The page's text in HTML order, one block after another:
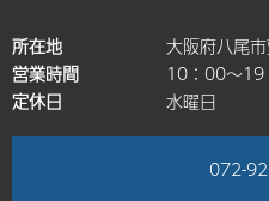
所在地
大阪府八尾
営業時間
10：00～
定休日
水曜日
072-